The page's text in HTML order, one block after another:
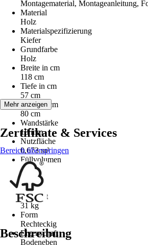
Montagematerial, Montageanleitung,
Material
Holz
Materialspezifizierung
Kiefer
Grundfarbe
Holz
Breite in cm
118 cm
Tiefe in cm
57 cm
Höhe in cm
80 cm
Wandstärke
18 mm
Nutzfläche
0,673 m²
Füllvolumen
337 l
Serie
-
Gewicht
31 kg
Form
Rechteckig
Eigenschaft
Bodeneben
Mehr anzeigen
Zertifikate & Services
Bereich überspringen
Beschreibung